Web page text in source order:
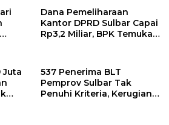
Perkebunan Sulbar
Dana Pemeliharaan
Kantor DPRD Sulbar Capai
Rp3,2 Miliar, BPK Temukan
Juta
537 Penerima BLT
Pemprov Sulbar Tak
Penuhi Kriteria, Kerugian